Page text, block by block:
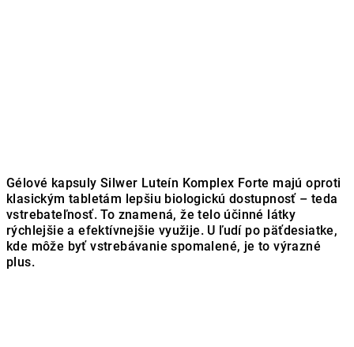
Gélové kapsuly Silwer Luteín Komplex Forte majú oproti
klasickým tabletám lepšiu biologickú dostupnosť – teda
vstrebateľnosť. To znamená, že telo účinné látky
rýchlejšie a efektívnejšie využije. U ľudí po päťdesiatke,
kde môže byť vstrebávanie spomalené, je to výrazné
plus.